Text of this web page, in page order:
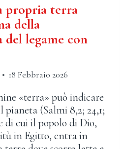
propria terra
della
del legame con
18 Febbraio 2026
«terra» può indicare
pianeta (Salmi 8,2; 24,1;
di cui il popolo di Dio,
in Egitto, entra in